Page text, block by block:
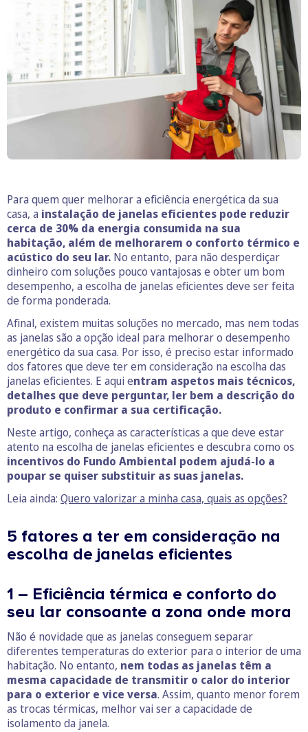
Para quem quer melhorar a eficiência energética da sua
casa, a instalação de janelas eficientes pode reduzir
cerca de 30% da energia consumida na sua
habitação, além de melhorarem o conforto térmico e
acústico do seu lar. No entanto, para não desperdiçar
dinheiro com soluções pouco vantajosas e obter um bom
desempenho, a escolha de janelas eficientes deve ser feita
de forma ponderada.
Afinal, existem muitas soluções no mercado, mas nem todas
as janelas são a opção ideal para melhorar o desempenho
energético da sua casa. Por isso, é preciso estar informado
dos fatores que deve ter em consideração na escolha das
janelas eficientes. E aqui entram aspetos mais técnicos,
detalhes que deve perguntar, ler bem a descrição do
produto e confirmar a sua certificação.
Neste artigo, conheça as características a que deve estar
atento na escolha de janelas eficientes e descubra como os
incentivos do Fundo Ambiental podem ajudá-lo a
poupar se quiser substituir as suas janelas.
Leia ainda: Quero valorizar a minha casa, quais as opções?
5 fatores a ter em consideração na
escolha de janelas eficientes
1 – Eficiência térmica e conforto do
seu lar consoante a zona onde mora
Não é novidade que as janelas conseguem separar
diferentes temperaturas do exterior para o interior de uma
habitação. No entanto, nem todas as janelas têm a
mesma capacidade de transmitir o calor do interior
para o exterior e vice versa. Assim, quanto menor forem
as trocas térmicas, melhor vai ser a capacidade de
isolamento da janela.